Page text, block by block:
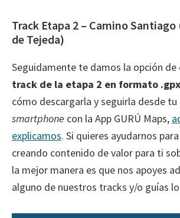
Track Etapa 2 – Camino
de Tejeda)
Seguidamente te damos la opción de
track de la etapa 2 en formato .gpx
cómo descargarla y seguirla desde tu
smartphone con la App GURÚ Maps,
explicamos. Si quieres ayudarnos
creando contenido de valor para ti
la mejor manera es que nos apoyes
alguno de nuestros tracks y/o guías